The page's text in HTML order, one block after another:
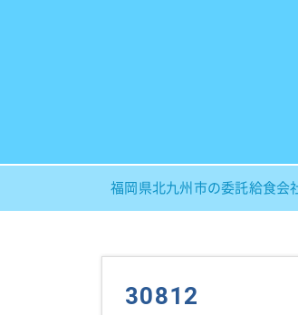
福岡県北九州市の委託給食会
30812